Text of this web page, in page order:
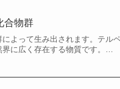
合物群
よって生み出されます。テル
に広く存在する物質です。…